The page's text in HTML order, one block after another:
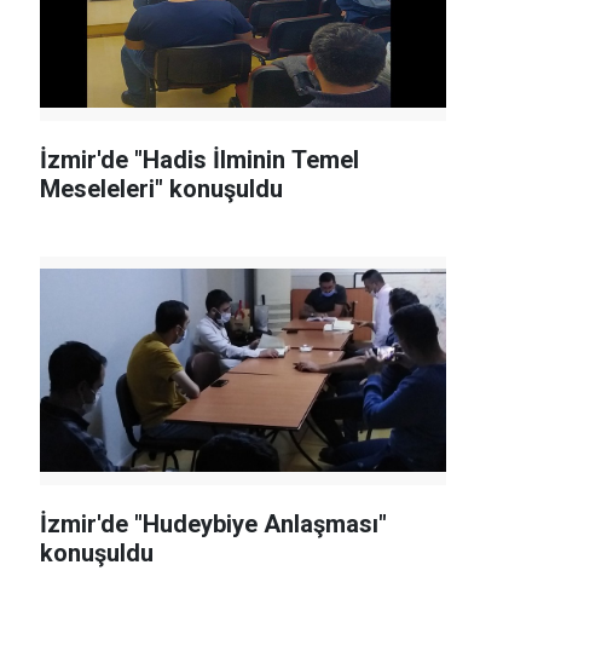
İzmir'de "Hadis İlminin Temel
Meseleleri" konuşuldu
İzmir'de "Hudeybiye Anlaşması"
konuşuldu